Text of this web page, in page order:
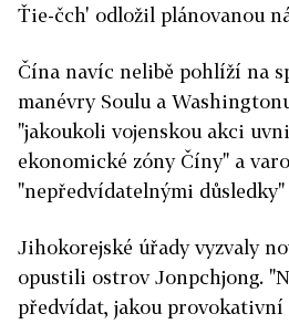
Ťie-čch' odložil plánovanou
Čína navíc nelibě pohlíží na
manévry Soulu a
"jakoukoli vojenskou akci
ekonomické zóny Číny" a
"nepředvídatelnými
Jihokorejské úřady vyzvaly
opustili ostrov Jonpchjong.
předvídat, jakou provokativní